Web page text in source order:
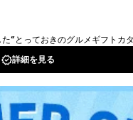
用意下さい。）
し
情報の開示請求につ
放題！
IOS